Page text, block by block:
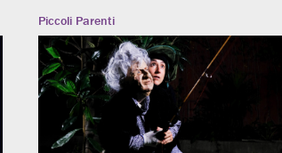
Piccoli Parenti